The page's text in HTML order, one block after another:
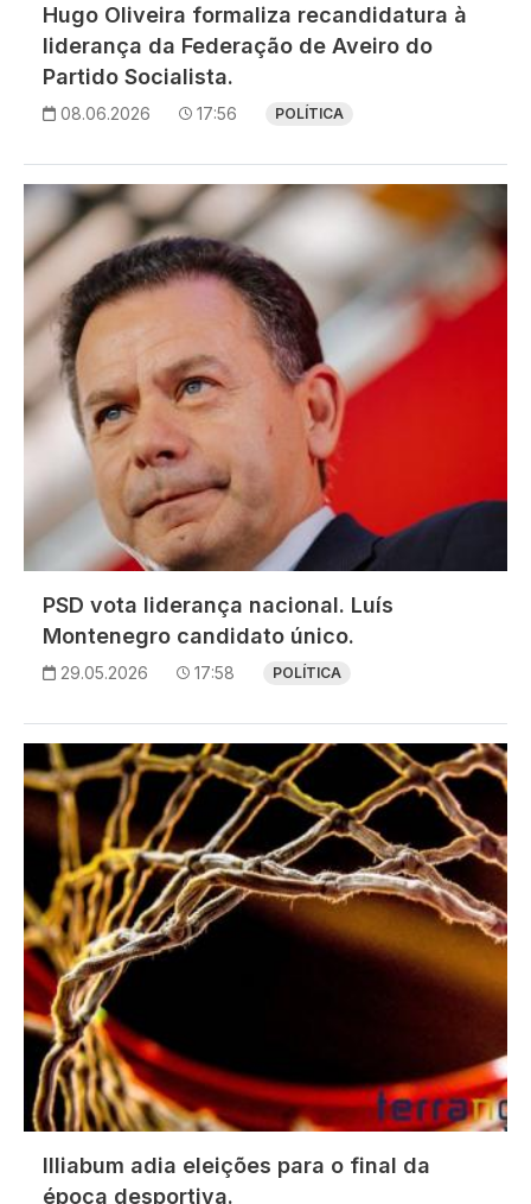
Hugo Oliveira formaliza recandidatura à
liderança da Federação de Aveiro do
Partido Socialista.
08.06.2026 17:56 POLÍTICA
Imagem
PSD vota liderança nacional. Luís
Montenegro candidato único.
29.05.2026 17:58 POLÍTICA
Imagem
Illiabum adia eleições para o final da
época desportiva.